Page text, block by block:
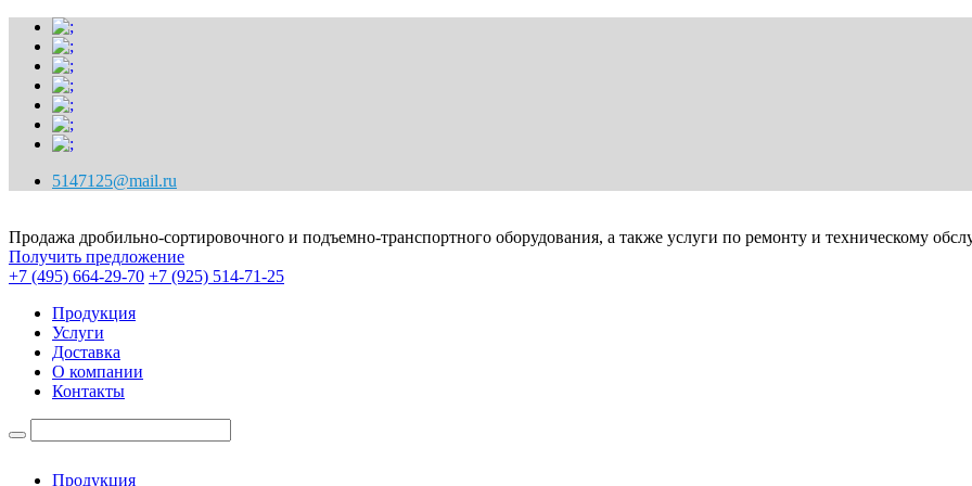
5147125@mail.ru
Продажа дробильно-сортировочного и подъемно-транспортного оборудования, а также услуги по ремонту и техническому
Получить предложение
+7 (495) 664-29-70 +7 (925) 514-71-25
Продукция
Услуги
Доставка
О компании
Контакты
Продукция